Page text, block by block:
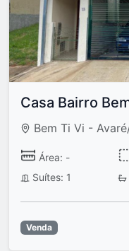
Casa Bairro
Bem Ti Vi -
Área: -
Suítes: 1
Venda